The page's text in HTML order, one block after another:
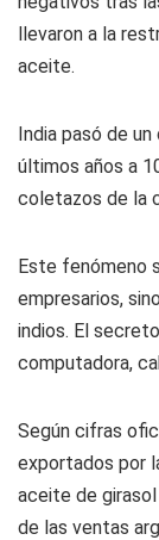
llevaron a la
aceite.
India pasó de
últimos años a
coletazos de la
Este fenómeno
empresarios,
indios. El
computadora,
Según cifras
exportados por
aceite de
de las ventas